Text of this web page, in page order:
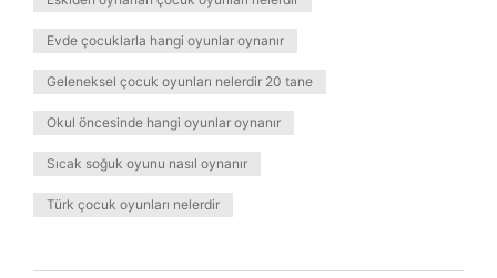
Evde çocuklarla hangi oyunlar oynanır
Geleneksel çocuk oyunları nelerdir 20 tane
Okul öncesinde hangi oyunlar oynanır
Sıcak soğuk oyunu nasıl oynanır
Türk çocuk oyunları nelerdir